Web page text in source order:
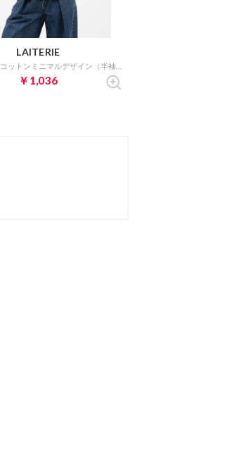
LAITERIE
￥1,036